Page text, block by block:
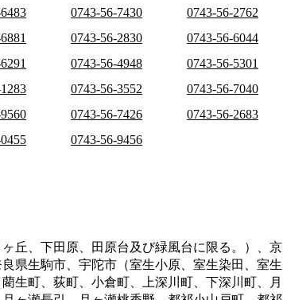
0743-56-7430
0743-56-2762
0743-56-2830
0743-56-6044
0743-56-4948
0743-56-5301
0743-56-3552
0743-56-7040
0743-56-7426
0743-56-2683
0743-56-9456
丘、下田原、田原台及び緑風台に限る。）、京
県生駒市、宇陀市（室生小原、室生染田、室生
生町、荻町、小倉町、上深川町、下深川町、月